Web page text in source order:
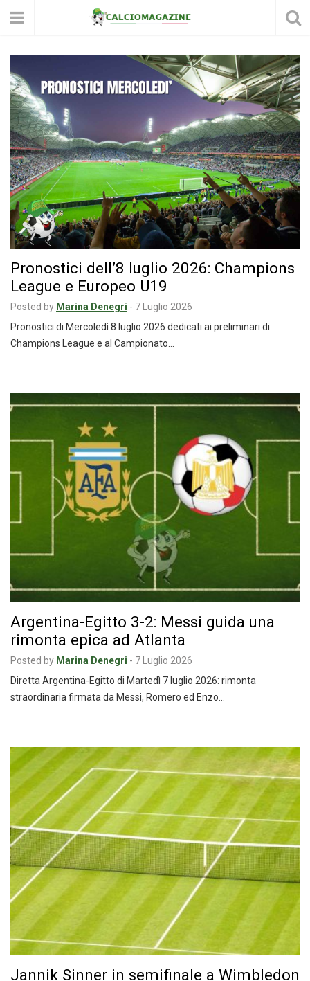
Pronostici dell’8 luglio 2026: Champions
League e Europeo U19
Posted by Marina Denegri - 7 Luglio 2026
Pronostici di Mercoledì 8 luglio 2026 dedicati ai preliminari di
Champions League e al Campionato…
Argentina-Egitto 3-2: Messi guida una
rimonta epica ad Atlanta
Posted by Marina Denegri - 7 Luglio 2026
Diretta Argentina-Egitto di Martedì 7 luglio 2026: rimonta
straordinaria firmata da Messi, Romero ed Enzo…
Jannik Sinner in semifinale a Wimbledon